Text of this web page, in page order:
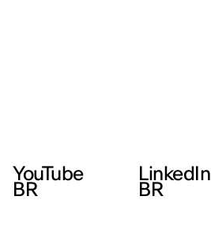
YouTube
BR
LinkedIn
BR